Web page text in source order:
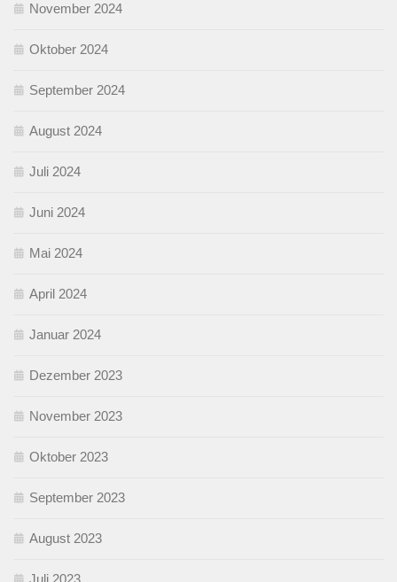
November 2024
Oktober 2024
September 2024
August 2024
Juli 2024
Juni 2024
Mai 2024
April 2024
Januar 2024
Dezember 2023
November 2023
Oktober 2023
September 2023
August 2023